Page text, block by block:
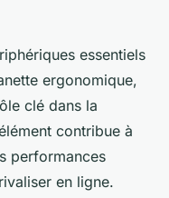
essentiels
ergonomique,
clé dans la
contribue à
performances
en ligne.